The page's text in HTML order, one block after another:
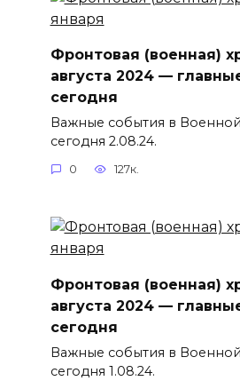
Фронтовая (военная)
августа 2024 —
сегодня
Важные события в
сегодня 2.08.24.
0 127к.
Фронтовая (военная)
августа 2024 —
сегодня
Важные события в
сегодня 1.08.24.